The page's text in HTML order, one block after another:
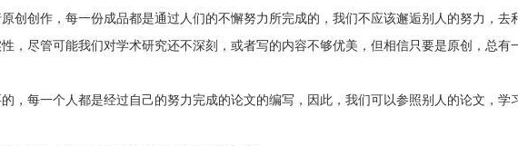
创创作，每一份成品都是通过人们的不懈努力所完成的，我们不应该邂逅别人的努力，
，尽管可能我们对学术研究还不深刻，或者写的内容不够优美，但相信只要是原创，总有
，每一个人都是经过自己的努力完成的论文的编写，因此，我们可以参照别人的论文，